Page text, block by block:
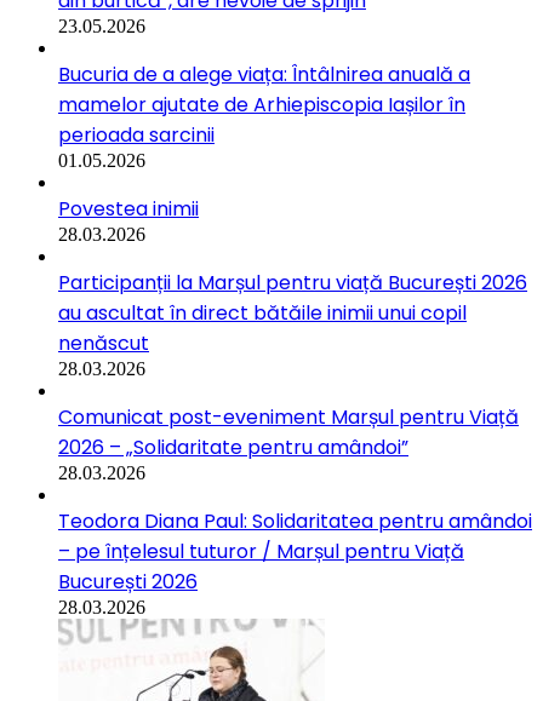
23.05.2026
Bucuria de a alege viața: Întâlnirea anuală a
mamelor ajutate de Arhiepiscopia Iașilor în
perioada sarcinii
01.05.2026
Povestea inimii
28.03.2026
Participanții la Marșul pentru viață București 2026
au ascultat în direct bătăile inimii unui copil
nenăscut
28.03.2026
Comunicat post-eveniment Marșul pentru Viață
2026 – „Solidaritate pentru amândoi”
28.03.2026
Teodora Diana Paul: Solidaritatea pentru amândoi
– pe înțelesul tuturor / Marșul pentru Viață
București 2026
28.03.2026